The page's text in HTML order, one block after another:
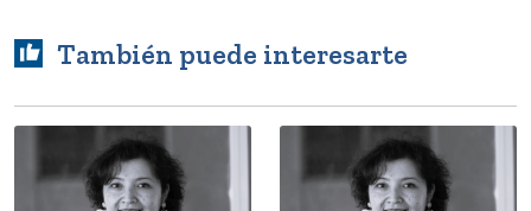
También puede interesarte